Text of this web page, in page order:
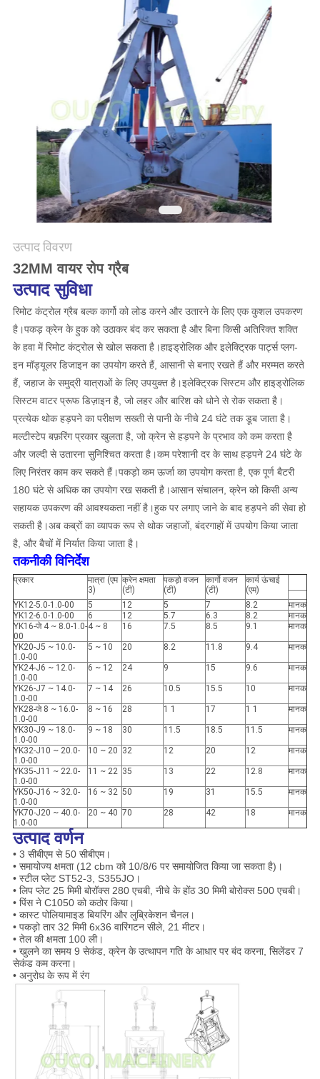
CONTACT
साइटमैप
गोपनीयता
नीति
उत्पाद विवरण
32MM वायर रोप ग्रैब
उत्पाद सुविधा
रिमोट कंट्रोल ग्रैब बल्क कार्गो को लोड करने और उतारने के लिए एक कुशल उपकरण
है।पकड़ क्रेन के हुक को उठाकर बंद कर सकता है और बिना किसी अतिरिक्त शक्ति
के हवा में रिमोट कंट्रोल से खोल सकता है।हाइड्रोलिक और इलेक्ट्रिक पार्ट्स प्लग-
इन मॉड्यूलर डिजाइन का उपयोग करते हैं, आसानी से बनाए रखते हैं और मरम्मत करते
हैं, जहाज के समुद्री यात्राओं के लिए उपयुक्त है।इलेक्ट्रिक सिस्टम और हाइड्रोलिक
सिस्टम वाटर प्रूफ डिज़ाइन है, जो लहर और बारिश को धोने से रोक सकता है।
प्रत्येक थोक हड़पने का परीक्षण सख्ती से पानी के नीचे 24 घंटे तक डूब जाता है।
मल्टीस्टेप बफ़रिंग प्रकार खुलता है, जो क्रेन से हड़पने के प्रभाव को कम करता है
और जल्दी से उतारना सुनिश्चित करता है।कम परेशानी दर के साथ हड़पने 24 घंटे के
लिए निरंतर काम कर सकते हैं।पकड़ो कम ऊर्जा का उपयोग करता है, एक पूर्ण बैटरी
180 घंटे से अधिक का उपयोग रख सकती है।आसान संचालन, क्रेन को किसी अन्य
सहायक उपकरण की आवश्यकता नहीं है।हुक पर लगाए जाने के बाद हड़पने की सेवा हो
सकती है।अब कब्रों का व्यापक रूप से थोक जहाजों, बंदरगाहों में उपयोग किया जाता
है, और बैचों में निर्यात किया जाता है।
तकनीकी विनिर्देश
प्रकार
मात्रा (एम
3)
क्रेन क्षमता
(टी)
पकड़ो वजन
(टी)
कार्गो वजन
(टी)
कार्य ऊंचाई
(एम)
YK12-5.0-1.0-00
5 12 5 7 8.2
मानक
YK12-6.0-1.0-00
6 12 5.7 6.3 8.2
मानक
YK16-जे 4 ~ 8.0-1.0-
00
4 ~ 8 16 7.5 8.5 9.1 मानक
YK20-J5 ~ 10.0-
1.0-00
5 ~ 10 20 8.2 11.8 9.4 मानक
YK24-J6 ~ 12.0-
1.0-00
6 ~ 12 24 9 15 9.6 मानक
YK26-J7 ~ 14.0-
1.0-00
7 ~ 14 26 10.5 15.5 10 मानक
YK28-जे 8 ~ 16.0-
1.0-00
8 ~ 16 28 1 1 17 1 1 मानक
YK30-J9 ~ 18.0-
1.0-00
9 ~ 18 30 11.5 18.5 11.5 मानक
YK32-J10 ~ 20.0-
1.0-00
10 ~ 20 32 12 20 12 मानक
YK35-J11 ~ 22.0-
1.0-00
11 ~ 22 35 13 22 12.8 मानक
YK50-J16 ~ 32.0-
1.0-00
16 ~ 32 50 19 31 15.5 मानक
YK70-J20 ~ 40.0-
1.0-00
20 ~ 40 70 28 42 18 मानक
उत्पाद वर्णन
• 3 सीबीएम से 50 सीबीएम।
• समायोज्य क्षमता (12 cbm को 10/8/6 पर समायोजित किया जा सकता है)।
• स्टील प्लेट ST52-3, S355JO।
• लिप प्लेट 25 मिमी बोरॉक्स 280 एचबी, नीचे के होंठ 30 मिमी बोरोक्स 500 एचबी।
• पिंस ने C1050 को कठोर किया।
• कास्ट पोलियामाइड बियरिंग और लुब्रिकेशन चैनल।
• पकड़ो तार 32 मिमी 6x36 वारिंगटन सीले, 21 मीटर।
• तेल की क्षमता 100 ली।
• खुलने का समय 9 सेकंड, क्रेन के उत्थापन गति के आधार पर बंद करना, सिलेंडर 7
सेकंड कम करना।
• अनुरोध के रूप में रंग